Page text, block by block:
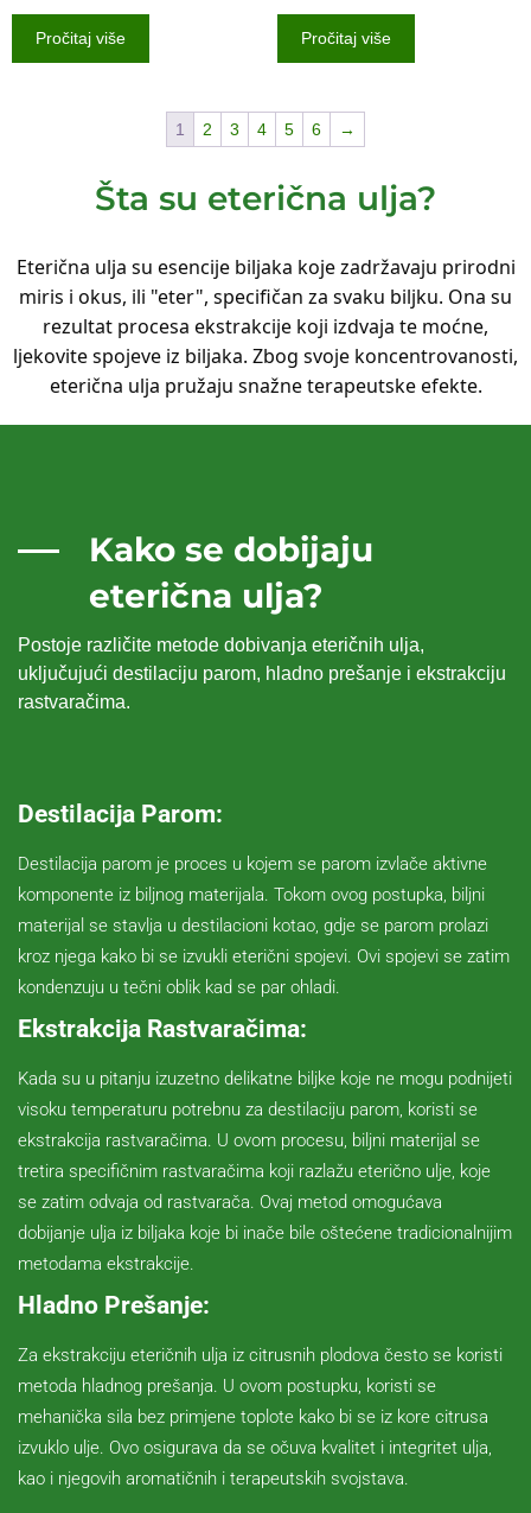
Pročitaj više Pročitaj više
1 2 3 4 5 6 →
Šta su eterična ulja?
Eterična ulja su esencije biljaka koje zadržavaju prirodni
miris i okus, ili "eter", specifičan za svaku biljku. Ona su
rezultat procesa ekstrakcije koji izdvaja te moćne,
ljekovite spojeve iz biljaka. Zbog svoje koncentrovanosti,
eterična ulja pružaju snažne terapeutske efekte.
Kako se dobijaju
eterična ulja?
Postoje različite metode dobivanja eteričnih ulja,
uključujući destilaciju parom, hladno prešanje i ekstrakciju
rastvaračima.
Destilacija Parom:
Destilacija parom je proces u kojem se parom izvlače aktivne
komponente iz biljnog materijala. Tokom ovog postupka, biljni
materijal se stavlja u destilacioni kotao, gdje se parom prolazi
kroz njega kako bi se izvukli eterični spojevi. Ovi spojevi se zatim
kondenzuju u tečni oblik kad se par ohladi.
Ekstrakcija Rastvaračima:
Kada su u pitanju izuzetno delikatne biljke koje ne mogu podnijeti
visoku temperaturu potrebnu za destilaciju parom, koristi se
ekstrakcija rastvaračima. U ovom procesu, biljni materijal se
tretira specifičnim rastvaračima koji razlažu eterično ulje, koje
se zatim odvaja od rastvarača. Ovaj metod omogućava
dobijanje ulja iz biljaka koje bi inače bile oštećene tradicionalnijim
metodama ekstrakcije.
Hladno Prešanje:
Za ekstrakciju eteričnih ulja iz citrusnih plodova često se koristi
metoda hladnog prešanja. U ovom postupku, koristi se
mehanička sila bez primjene toplote kako bi se iz kore citrusa
izvuklo ulje. Ovo osigurava da se očuva kvalitet i integritet ulja,
kao i njegovih aromatičnih i terapeutskih svojstava.